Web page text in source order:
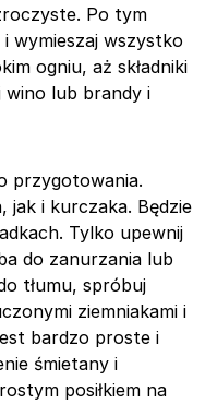
Po tym
wymieszaj wszystko
ogniu, aż składniki
wino lub brandy i
przygotowania.
jak i kurczaka. Będzie
Tylko upewnij
do zanurzania lub
tłumu, spróbuj
ziemniakami i
bardzo proste i
śmietany i
posiłkiem na